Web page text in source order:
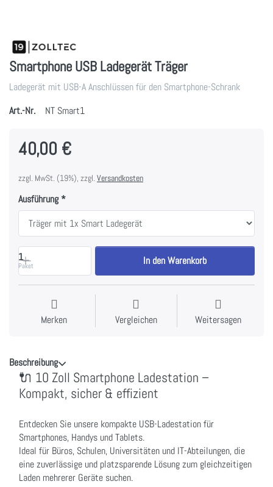
Smartphone USB Ladegerät Träger
Ladegerät mit USB-A Anschlüssen für den Smartphone-Schrank
Art.-Nr.
NT Smart1
40,00 €
zzgl. MwSt. (19%), zzgl. Versandkosten
Ausführung
1
Paket In den Warenkorb
Merken Vergleichen Weitersagen
Beschreibung
🔌 10 Zoll Smartphone Ladestation –
Kompakt, sicher & effizient
Entdecken Sie unsere kompakte USB-Ladestation für
Smartphones, Handys und Tablets.
Ideal für Büros, Schulen, Universitäten und IT-Abteilungen, die
eine zuverlässige und platzsparende Lösung zum gleichzeitigen
Laden mehrerer Geräte suchen.